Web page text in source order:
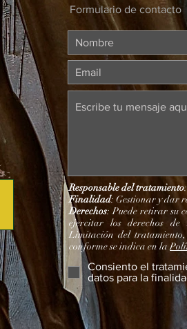
Formulario de contacto
Responsable del tratamiento
Finalidad: Gestionar y dar
Derechos: Puede retirar su
ejercitar los derechos de
Limitación del
conforme se indica en la
Consiento el
datos para la